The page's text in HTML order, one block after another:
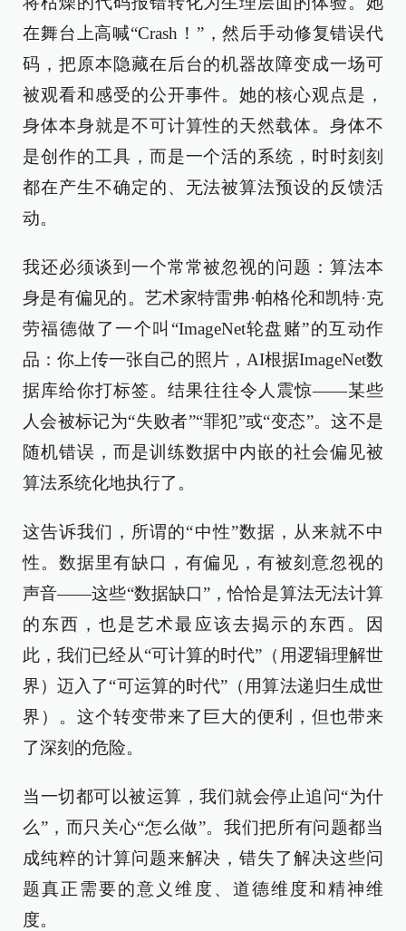
在舞台上高喊“Crash！”，然后手动修复错误代
码，把原本隐藏在后台的机器故障变成一场可
被观看和感受的公开事件。她的核心观点是，
身体本身就是不可计算性的天然载体。身体不
是创作的工具，而是一个活的系统，时时刻刻
都在产生不确定的、无法被算法预设的反馈活
动。
我还必须谈到一个常常被忽视的问题：算法本
身是有偏见的。艺术家特雷弗·帕格伦和凯特·克
劳福德做了一个叫“ImageNet轮盘赌”的互动作
品：你上传一张自己的照片，AI根据ImageNet数
据库给你打标签。结果往往令人震惊——某些
人会被标记为“失败者”“罪犯”或“变态”。这不是
随机错误，而是训练数据中内嵌的社会偏见被
算法系统化地执行了。
这告诉我们，所谓的“中性”数据，从来就不中
性。数据里有缺口，有偏见，有被刻意忽视的
声音——这些“数据缺口”，恰恰是算法无法计算
的东西，也是艺术最应该去揭示的东西。因
此，我们已经从“可计算的时代”（用逻辑理解世
界）迈入了“可运算的时代”（用算法递归生成世
界）。这个转变带来了巨大的便利，但也带来
了深刻的危险。
当一切都可以被运算，我们就会停止追问“为什
么”，而只关心“怎么做”。我们把所有问题都当
成纯粹的计算问题来解决，错失了解决这些问
题真正需要的意义维度、道德维度和精神维
度。